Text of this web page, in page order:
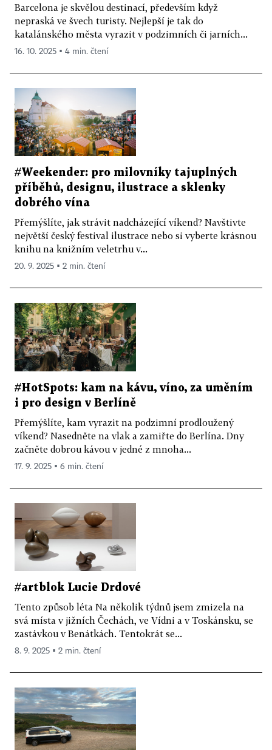
Barcelona je skvělou destinací, především když
nepraská ve švech turisty. Nejlepší je tak do
katalánského města vyrazit v podzimních či jarních...
16. 10. 2025 ▪ 4 min. čtení
#Weekender: pro milovníky tajuplných
příběhů, designu, ilustrace a sklenky
dobrého vína
Přemýšlíte, jak strávit nadcházející víkend? Navštivte
největší český festival ilustrace nebo si vyberte krásnou
knihu na knižním veletrhu v...
20. 9. 2025 ▪ 2 min. čtení
#HotSpots: kam na kávu, víno, za uměním
i pro design v Berlíně
Přemýšlíte, kam vyrazit na podzimní prodloužený
víkend? Nasedněte na vlak a zamiřte do Berlína. Dny
začněte dobrou kávou v jedné z mnoha...
17. 9. 2025 ▪ 6 min. čtení
#artblok Lucie Drdové
Tento způsob léta Na několik týdnů jsem zmizela na
svá místa v jižních Čechách, ve Vídni a v Toskánsku, se
zastávkou v Benátkách. Tentokrát se...
8. 9. 2025 ▪ 2 min. čtení